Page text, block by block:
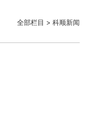
全部栏目 > 科顺新闻